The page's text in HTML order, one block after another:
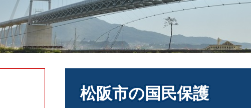
松阪市の国民保護